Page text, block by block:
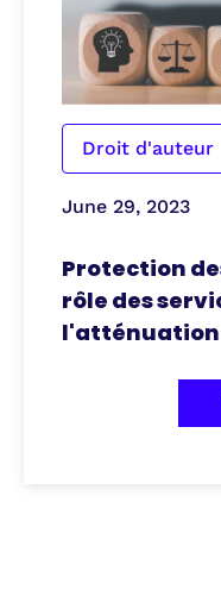
Droit d'auteur
June 29, 2023
Protection
rôle des
l'atténuation